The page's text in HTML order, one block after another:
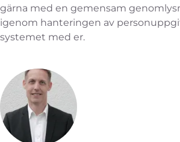
gärna med en gemensam
igenom hanteringen av
systemet med er.